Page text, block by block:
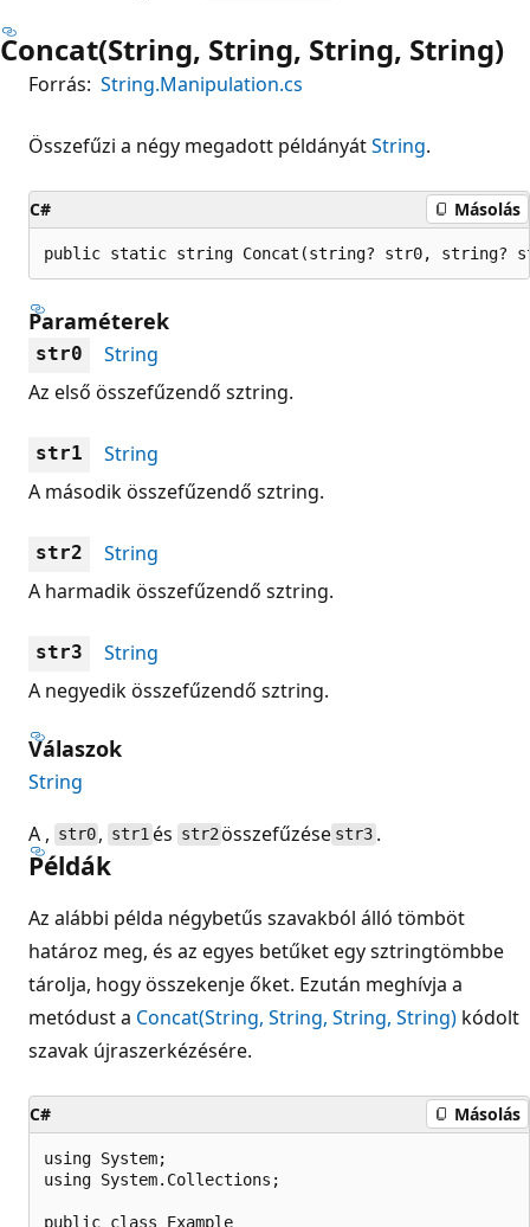
Concat(String, String, String, String)
Forrás: String.Manipulation.cs
Összefűzi a négy megadott példányátString.
C# Másolás
public static string Concat(string? str0,
Paraméterek
str0
String
Az első összefűzendő sztring.
str1
String
A második összefűzendő sztring.
str2
String
A harmadik összefűzendő sztring.
str3
String
A negyedik összefűzendő sztring.
Válaszok
String
A , str0 , str1és str2összefűzése str3.
Példák
Az alábbi példa négybetűs szavakból álló tömböt
határoz meg, és az egyes betűket egy sztringtömbbe
tárolja, hogy összekenje őket. Ezután meghívja a
metódust a Concat(String, String, String, String) kódolt
szavak újraszerkézésére.
C# Másolás
using System;
using System.Collections;
public class Example